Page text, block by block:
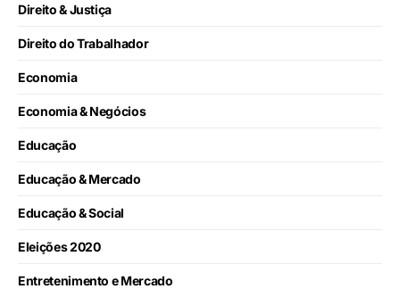
Direito & Justiça
Direito do Trabalhador
Economia
Economia & Negócios
Educação
Educação & Mercado
Educação & Social
Eleições 2020
Entretenimento e Mercado